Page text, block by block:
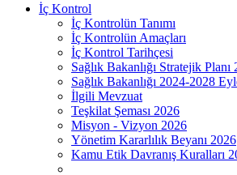
İç Kontrol
İç Kontrolün Tanımı
İç Kontrolün Amaçları
İç Kontrol Tarihçesi
Sağlık Bakanlığı Stratejik
Sağlık Bakanlığı 2024-2028
İlgili Mevzuat
Teşkilat Şeması 2026
Misyon - Vizyon 2026
Yönetim Kararlılık Beyanı 2026
Kamu Etik Davranış Kuralları